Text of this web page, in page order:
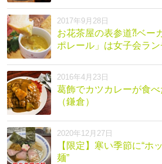
2017年9月28日
お花茶屋の表参道⁈ベー
ポレール」は女子会ラン
2016年4月23日
葛飾でカツカレーが食
（鎌倉）
2020年12月27日
【限定】寒い季節に“ホ
麺”